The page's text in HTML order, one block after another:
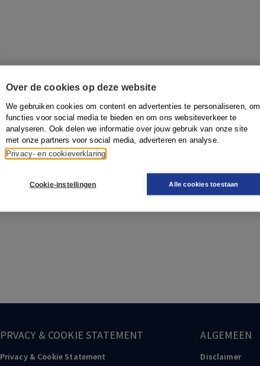
Over de cookies op deze website
We gebruiken cookies om content en advertenties te personaliseren, om
functies voor social media te bieden en om ons websiteverkeer te
analyseren. Ook delen we informatie over jouw gebruik van onze site
met onze partners voor social media, adverteren en analyse.
Privacy- en cookieverklaring
Cookie-instellingen Alle cookies toestaan
PRVACY & COOKIE STATEMENT
Privacy & Cookie Statement
ALGEMEEN
Disclaimer